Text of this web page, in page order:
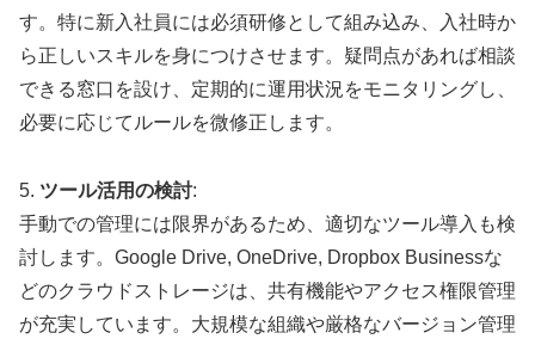
す。特に新入社員には必須研修として組み込み、入社時か
ら正しいスキルを身につけさせます。疑問点があれば相談
できる窓口を設け、定期的に運用状況をモニタリングし、
必要に応じてルールを微修正します。
5. ツール活用の検討:
手動での管理には限界があるため、適切なツール導入も検
討します。Google Drive, OneDrive, Dropbox Businessな
どのクラウドストレージは、共有機能やアクセス権限管理
が充実しています。大規模な組織や厳格なバージョン管理